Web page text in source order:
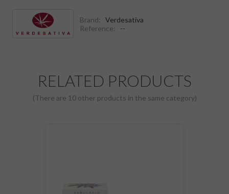
Brand:
Verdesativa
Reference:
--
RELATED PRODUCTS
(There are 10 other products in the same category)